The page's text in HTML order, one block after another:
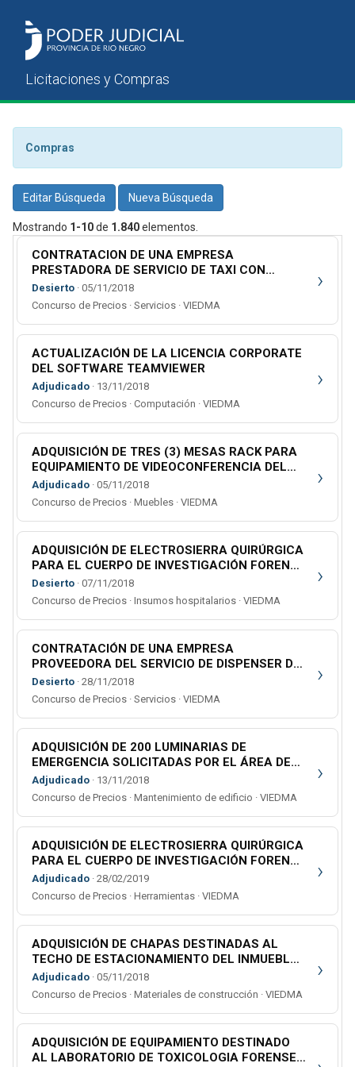
Compras
Editar Búsqueda Nueva Búsqueda
Mostrando 1-10de 1.840elementos.
CONTRATACION DE UNA EMPRESA
PRESTADORA DE SERVICIO DE TAXI CON
DESTINO A LA SUBGERENCIA ADMINISTRATIVA
DE CHOELE CHOEL
Desierto · 05/11/2018
Concurso de Precios · Servicios · VIEDMA
›
ACTUALIZACIÓN DE LA LICENCIA CORPORATE
DEL SOFTWARE TEAMVIEWER
Adjudicado · 13/11/2018
Concurso de Precios · Computación · VIEDMA
›
ADQUISICIÓN DE TRES (3) MESAS RACK PARA
EQUIPAMIENTO DE VIDEOCONFERENCIA DEL
MINISTERIO PÚBLICO
Adjudicado · 05/11/2018
Concurso de Precios · Muebles · VIEDMA
›
ADQUISICIÓN DE ELECTROSIERRA QUIRÚRGICA
PARA EL CUERPO DE INVESTIGACIÓN FORENSE
DE GRAL. ROCA - SEGUNDA CIRCUNSCRIPCIÓN
JUDICIAL.
Desierto · 07/11/2018
Concurso de Precios · Insumos hospitalarios · VIEDMA
›
CONTRATACIÓN DE UNA EMPRESA
PROVEEDORA DEL SERVICIO DE DISPENSER DE
AGUA DESTINADO A ORGANISMOS DE LA
CIUDAD DE CATRIEL - SEGUNDO LLAMADO
Desierto · 28/11/2018
Concurso de Precios · Servicios · VIEDMA
›
ADQUISICIÓN DE 200 LUMINARIAS DE
EMERGENCIA SOLICITADAS POR EL ÁREA DE
INFRAESTRUCTURA Y ARQUITECTURA
JUDICIAL
Adjudicado · 13/11/2018
Concurso de Precios · Mantenimiento de edificio · VIEDMA
›
ADQUISICIÓN DE ELECTROSIERRA QUIRÚRGICA
PARA EL CUERPO DE INVESTIGACIÓN FORENSE
DE GRAL. ROCA
Adjudicado · 28/02/2019
Concurso de Precios · Herramientas · VIEDMA
›
ADQUISICIÓN DE CHAPAS DESTINADAS AL
TECHO DE ESTACIONAMIENTO DEL INMUEBLE
Adjudicado · 05/11/2018
Concurso de Precios · Materiales de construcción · VIEDMA
›
ADQUISICIÓN DE EQUIPAMIENTO DESTINADO
AL LABORATORIO DE TOXICOLOGIA FORENSE